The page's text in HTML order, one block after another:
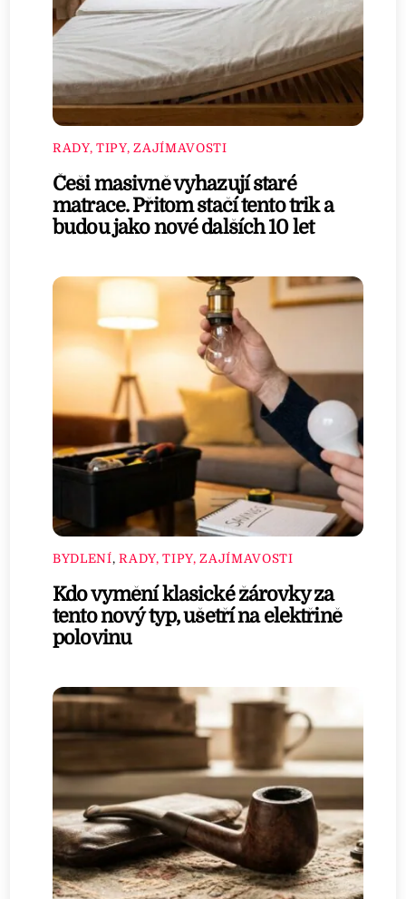
RADY, TIPY, ZAJÍMAVOSTI
Češi masivně vyhazují staré
matrace. Přitom stačí tento trik a
budou jako nové dalších 10 let
BYDLENÍ,RADY, TIPY, ZAJÍMAVOSTI
Kdo vymění klasické žárovky za
tento nový typ, ušetří na elektřině
polovinu